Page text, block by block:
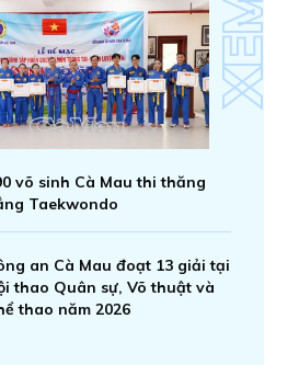
võ sinh Cà Mau thi thăng
Taekwondo
an Cà Mau đoạt 13 giải tại
thao Quân sự, Võ thuật và
thao năm 2026